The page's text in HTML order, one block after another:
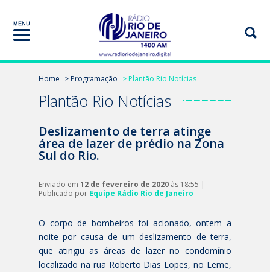
Home > Programação > Plantão Rio Notícias
Plantão Rio Notícias
Deslizamento de terra atinge
área de lazer de prédio na Zona
Sul do Rio.
Enviado em 12 de fevereiro de 2020 às 18:55 |
Publicado por Equipe Rádio Rio de Janeiro
O corpo de bombeiros foi acionado, ontem a
noite por causa de um deslizamento de terra,
que atingiu as áreas de lazer no condomínio
localizado na rua Roberto Dias Lopes, no Leme,